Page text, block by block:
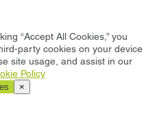
“Accept All Cookies,” you
party cookies on your device
site usage, and assist in our
Policy
×